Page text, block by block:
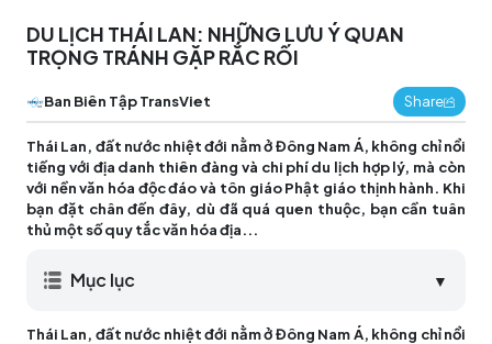
DU LỊCH THÁI LAN: NHỮNG LƯU Ý QUAN
TRỌNG TRÁNH GẶP RẮC RỐI
Ban Biên Tập TransViet Share
Thái Lan, đất nước nhiệt đới nằm ở Đông Nam Á, không chỉ nổi
tiếng với địa danh thiên đàng và chi phí du lịch hợp lý, mà còn
với nền văn hóa độc đáo và tôn giáo Phật giáo thịnh hành. Khi
bạn đặt chân đến đây, dù đã quá quen thuộc, bạn cần tuân
thủ một số quy tắc văn hóa địa...
Mục lục ▼
Thái Lan, đất nước nhiệt đới nằm ở Đông Nam Á, không chỉ nổi